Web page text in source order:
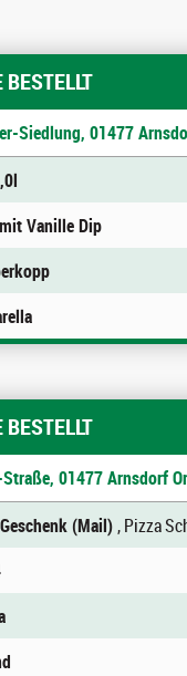
BESTELLT
Siedlung, 01477
Vanille Dip
BESTELLT
01477 Arnsdorf
(Mail), Pizza